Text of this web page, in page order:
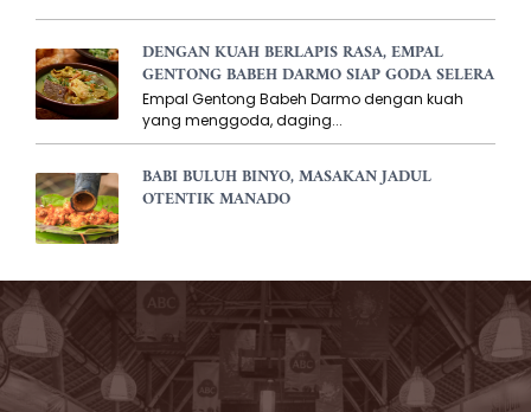
DENGAN KUAH BERLAPIS RASA, EMPAL
GENTONG BABEH DARMO SIAP GODA SELERA
Empal Gentong Babeh Darmo dengan kuah
yang menggoda, daging...
BABI BULUH BINYO, MASAKAN JADUL
OTENTIK MANADO